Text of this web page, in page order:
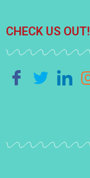
CHECK US OUT!